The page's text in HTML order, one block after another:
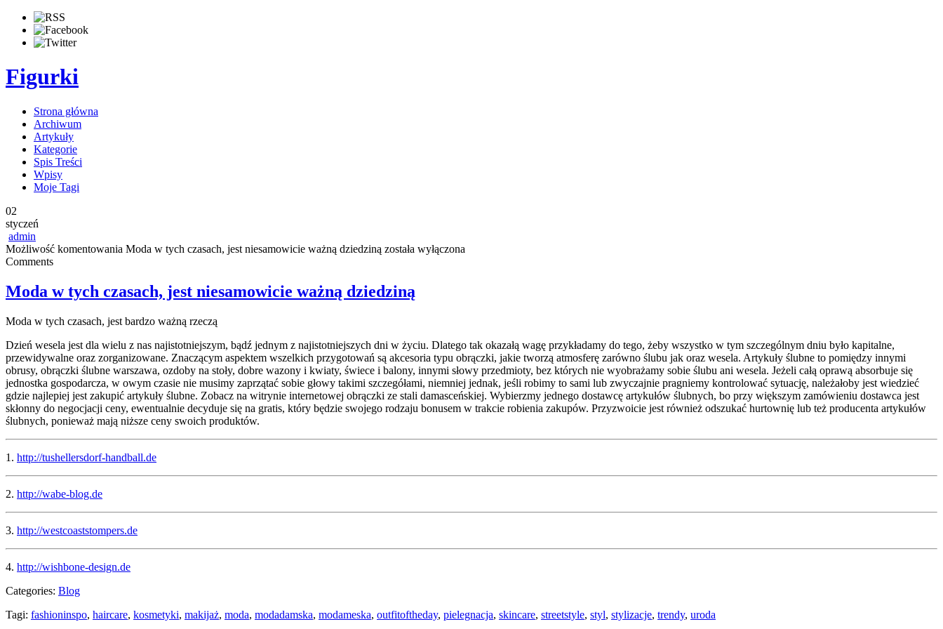
Figurki
Strona główna
Archiwum
Artykuły
Kategorie
Spis Treści
Wpisy
Moje Tagi
02
styczeń
admin
Możliwość komentowania Moda w tych czasach, jest niesamowicie ważną dziedziną została wyłączona
Comments
Moda w tych czasach, jest niesamowicie ważną dziedziną
Moda w tych czasach, jest bardzo ważną rzeczą
Dzień wesela jest dla wielu z nas najistotniejszym, bądź jednym z najistotniejszych dni w życiu. Dlatego tak okazałą wagę przykładamy do tego, żeby wszystko w tym szczególnym dniu było kapitalne,
przewidywalne oraz zorganizowane. Znaczącym aspektem wszelkich przygotowań są akcesoria typu obrączki, jakie tworzą atmosferę zarówno ślubu jak oraz wesela. Artykuły ślubne to pomiędzy innymi
obrusy, obrączki ślubne warszawa, ozdoby na stoły, dobre wazony i kwiaty, świece i balony, innymi słowy przedmioty, bez których nie wyobrażamy sobie ślubu ani wesela. Jeżeli całą oprawą absorbuje się
jednostka gospodarcza, w owym czasie nie musimy zaprzątać sobie głowy takimi szczegółami, niemniej jednak, jeśli robimy to sami lub zwyczajnie pragniemy kontrolować sytuację, należałoby jest wiedzieć
gdzie najlepiej jest zakupić artykuły ślubne. Zobacz na witrynie internetowej obrączki ze stali damasceńskiej. Wybierzmy jednego dostawcę artykułów ślubnych, bo przy większym zamówieniu dostawca jest
skłonny do negocjacji ceny, ewentualnie decyduje się na gratis, który będzie swojego rodzaju bonusem w trakcie robienia zakupów. Przyzwoicie jest również odszukać hurtownię lub też producenta artykułów
ślubnych, ponieważ mają niższe ceny swoich produktów.
1. http://tushellersdorf-handball.de
2. http://wabe-blog.de
3. http://westcoaststompers.de
4. http://wishbone-design.de
Categories: Blog
Tagi: fashioninspo, haircare, kosmetyki, makijaż, moda, modadamska, modameska, outfitoftheday, pielegnacja, skincare, streetstyle, styl, stylizacje, trendy, uroda